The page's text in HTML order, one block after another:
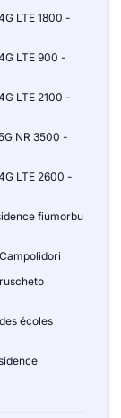
LTE 1800 -
LTE 900 -
LTE 2100 -
NR 3500 -
LTE 2600 -
fiumorbu
écoles